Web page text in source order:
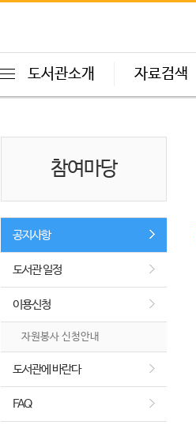
도서관소개 자료검색
참여마당
공지사항
도서관 일정
이용신청
자원봉사 신청안내
도서관에 바란다
FAQ